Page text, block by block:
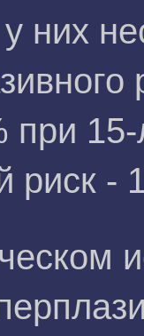
них
при
риск -